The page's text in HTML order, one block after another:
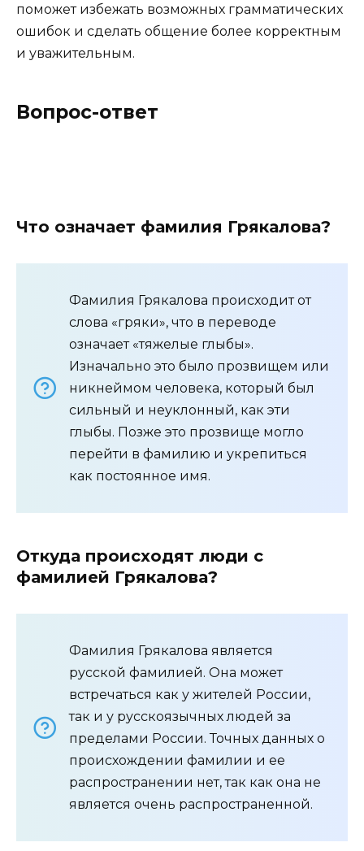
поможет избежать возможных грамматических
ошибок и сделать общение более корректным
и уважительным.
Вопрос-ответ
Что означает фамилия Грякалова?
Фамилия Грякалова происходит от
слова «гряки», что в переводе
означает «тяжелые глыбы».
Изначально это было прозвищем или
никнеймом человека, который был
сильный и неуклонный, как эти
глыбы. Позже это прозвище могло
перейти в фамилию и укрепиться
как постоянное имя.
Откуда происходят люди с
фамилией Грякалова?
Фамилия Грякалова является
русской фамилией. Она может
встречаться как у жителей России,
так и у русскоязычных людей за
пределами России. Точных данных о
происхождении фамилии и ее
распространении нет, так как она не
является очень распространенной.